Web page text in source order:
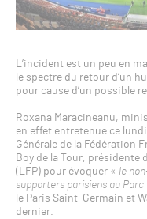
L’incident est un peu en
le spectre du retour d’un
pour cause d’un possible
Roxana Maracineanu,
en effet entretenue ce
Générale de la Fédération
Boy de la Tour, présidente
(LFP) pour évoquer « le
supporters parisiens au Parc
le Paris Saint-Germain et
dernier.